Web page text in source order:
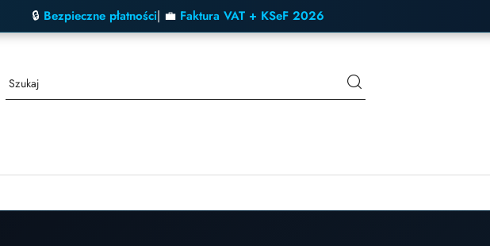
🔒 Bezpieczne płatności| 💼 Faktura VAT + KSeF 2026